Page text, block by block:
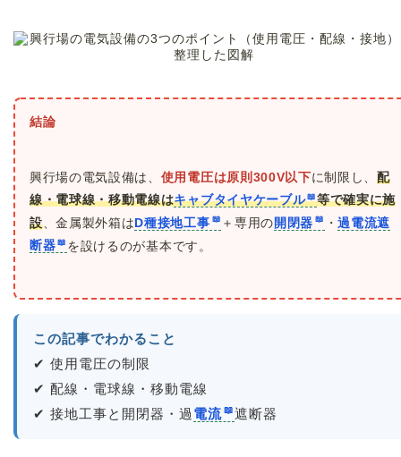
結論
興行場の電気設備は、 使用電圧は原則300V以下に制限し、配
線・電球線・移動電線はキャブタイヤケーブル
等で確実に施
設、金属製外箱は D種接地工事 ＋専用の 開閉器 ・過電流遮
断器
を設けるのが基本です。
この記事でわかること
✔ 使用電圧の制限
✔ 配線・電球線・移動電線
✔ 接地工事と開閉器・過 電流 遮断器